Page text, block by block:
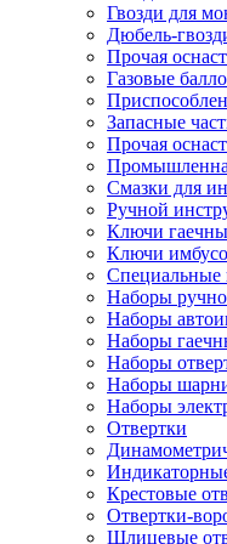
Гвозди для
Дюбель-
Прочая
Газовые
Запасные
Прочая
Смазки для
Ручной
Ключи
Ключи
Специальные
Наборы
Наборы
Наборы
Наборы
Наборы
Наборы
Отвертки
Крестовые
Отвертки-
Шлицевые